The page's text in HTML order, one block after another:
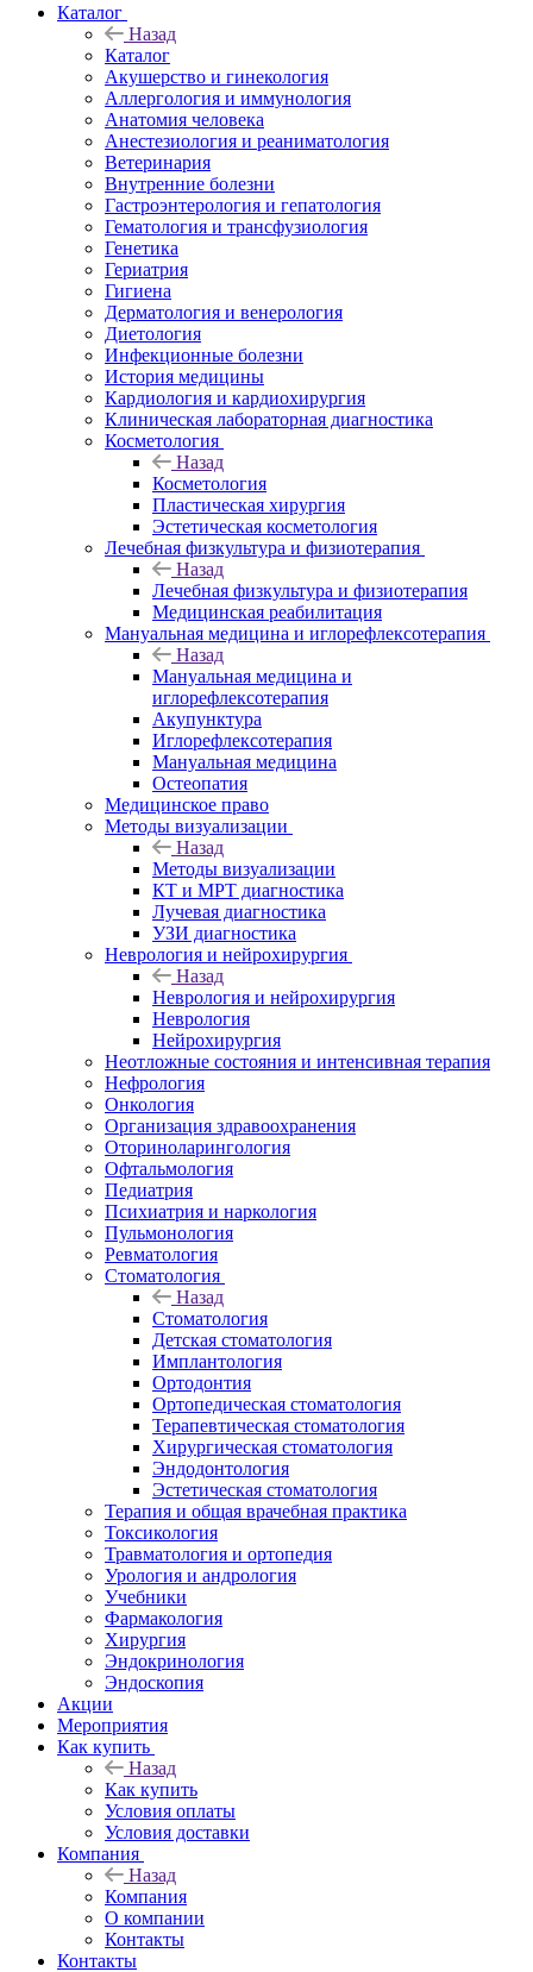
Каталог
Назад
Каталог
Акушерство и гинекология
Аллергология и иммунология
Анатомия человека
Анестезиология и реаниматология
Ветеринария
Внутренние болезни
Гастроэнтерология и гепатология
Гематология и трансфузиология
Генетика
Гериатрия
Гигиена
Дерматология и венерология
Диетология
Инфекционные болезни
История медицины
Кардиология и кардиохирургия
Клиническая лабораторная диагностика
Косметология
Назад
Косметология
Пластическая хирургия
Эстетическая косметология
Лечебная физкультура и физиотерапия
Назад
Лечебная физкультура и физиотерапия
Медицинская реабилитация
Мануальная медицина и иглорефлексотерапия
Назад
Мануальная медицина и
иглорефлексотерапия
Акупунктура
Иглорефлексотерапия
Мануальная медицина
Остеопатия
Медицинское право
Методы визуализации
Назад
Методы визуализации
КТ и МРТ диагностика
Лучевая диагностика
УЗИ диагностика
Неврология и нейрохирургия
Назад
Неврология и нейрохирургия
Неврология
Нейрохирургия
Неотложные состояния и интенсивная терапия
Нефрология
Онкология
Организация здравоохранения
Оториноларингология
Офтальмология
Педиатрия
Психиатрия и наркология
Пульмонология
Ревматология
Стоматология
Назад
Стоматология
Детская стоматология
Имплантология
Ортодонтия
Ортопедическая стоматология
Терапевтическая стоматология
Хирургическая стоматология
Эндодонтология
Эстетическая стоматология
Терапия и общая врачебная практика
Токсикология
Травматология и ортопедия
Урология и андрология
Учебники
Фармакология
Хирургия
Эндокринология
Эндоскопия
Акции
Мероприятия
Как купить
Назад
Как купить
Условия оплаты
Условия доставки
Компания
Назад
Компания
О компании
Контакты
Контакты